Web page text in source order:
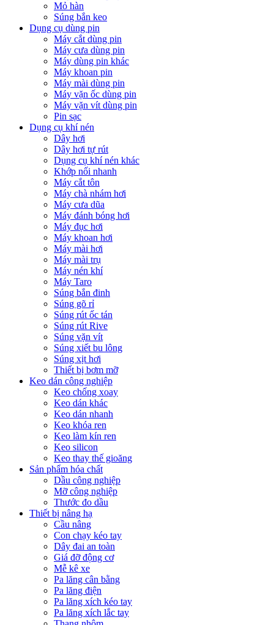
Mỏ hàn
Súng bắn keo
Dụng cụ dùng pin
Máy cắt dùng pin
Máy cưa dùng pin
Máy dùng pin khác
Máy khoan pin
Máy mài dùng pin
Máy vặn ốc dùng pin
Máy vặn vít dùng pin
Pin sạc
Dụng cụ khí nén
Dây hơi
Dây hơi tự rút
Dụng cụ khí nén khác
Khớp nối nhanh
Máy cắt tôn
Máy chà nhám hơi
Máy cưa dũa
Máy đánh bóng hơi
Máy đục hơi
Máy khoan hơi
Máy mài hơi
Máy mài trụ
Máy nén khí
Máy Taro
Súng bắn đinh
Súng gõ rỉ
Súng rút ốc tán
Súng rút Rive
Súng vặn vít
Súng xiết bu lông
Súng xịt hơi
Thiết bị bơm mỡ
Keo dán công nghiệp
Keo chống xoay
Keo dán khác
Keo dán nhanh
Keo khóa ren
Keo làm kín ren
Keo silicon
Keo thay thế gioăng
Sản phẩm hóa chất
Dầu công nghiệp
Mỡ công nghiệp
Thước đo dầu
Thiết bị nâng hạ
Cầu nâng
Con chạy kéo tay
Dây đai an toàn
Giá đỡ động cơ
Mễ kê xe
Pa lăng cân bằng
Pa lăng điện
Pa lăng xích kéo tay
Pa lăng xích lắc tay